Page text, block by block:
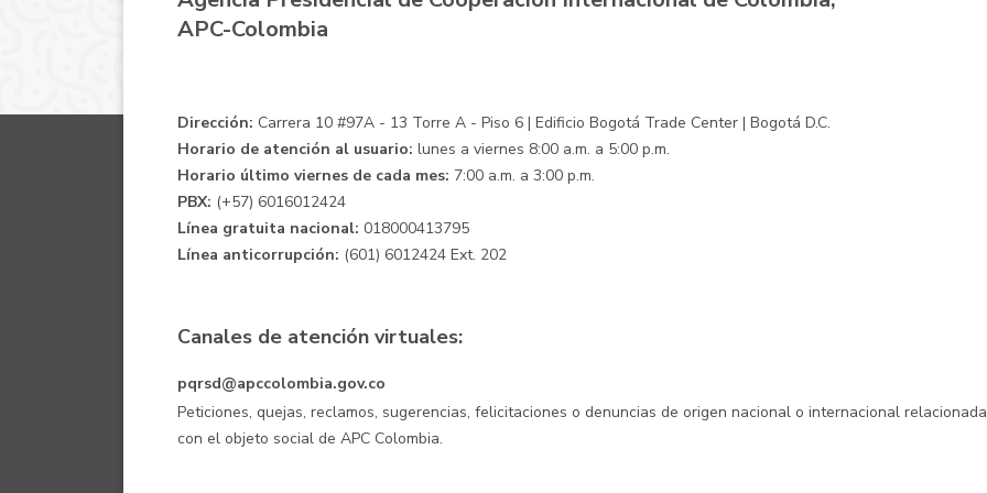
APC-Colombia
Dirección: Carrera 10 #97A - 13 Torre A - Piso 6 | Edificio Bogotá Trade Center | Bogotá D.C.
Horario de atención al usuario: lunes a viernes 8:00 a.m. a 5:00 p.m.
Horario último viernes de cada mes: 7:00 a.m. a 3:00 p.m.
PBX: (+57) 6016012424
Línea gratuita nacional: 018000413795
Línea anticorrupción: (601) 6012424 Ext. 202
Canales de atención virtuales:
pqrsd@apccolombia.gov.co
Peticiones, quejas, reclamos, sugerencias, felicitaciones o denuncias de origen nacional o internacional
con el objeto social de APC Colombia.